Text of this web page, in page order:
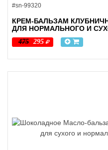
t
i
o
n
#sn-99320
КРЕМ-БАЛЬЗАМ
ДЛЯ НОРМАЛЬНОГО И
475 295